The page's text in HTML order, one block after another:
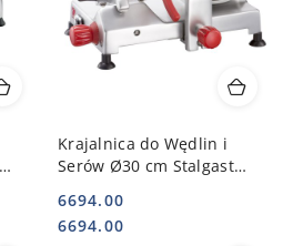
Krajalnica do Wędlin i
Serów Ø30 cm Stalgast
Cena:
6694.00
Cena:
6694.00